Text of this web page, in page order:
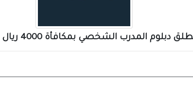
دبلوم المدرب الشخصي بمكافأة 4000 ريال